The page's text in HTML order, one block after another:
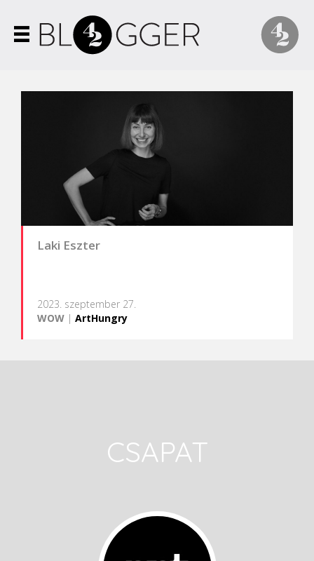
Laki Eszter
2023. szeptember 27.
WOW | ArtHungry
CSAPAT